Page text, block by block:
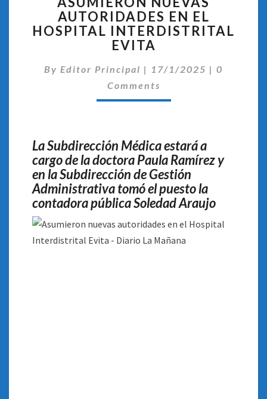
NUEVAS
AUTORIDADES
EN
EL
INTERDISTRITAL
EVITA
AUTORIDADES EN EL
HOSPITAL INTERDISTRITAL
EVITA
By Editor Principal | 17/1/2025 | 0
Comments
La Subdirección Médica estará a
cargo de la doctora Paula Ramírez y
en la Subdirección de Gestión
Administrativa tomó el puesto la
contadora pública Soledad Araujo